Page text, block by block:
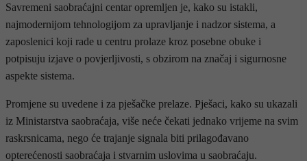
Savremeni saobraćajni centar opremljen je, kako su istakli,
najmodernijom tehnologijom za upravljanje i nadzor sistema, a
zaposlenici koji rade u centru prolaze kroz posebne obuke i
potpisuju izjave o povjerljivosti, s obzirom na značaj i sigurnosne
aspekte sistema.
Promjene su uvedene i za pješačke prelaze. Pješaci, kako su ukazali
iz Ministarstva saobraćaja, više neće čekati jednako vrijeme na svim
raskrsnicama, nego će trajanje signala biti prilagođavano
opterećenosti saobraćaja i stvarnim uslovima u saobraćaju.